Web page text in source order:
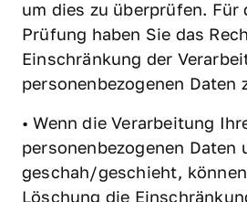
um dies zu überprüfen. Für
Prüfung haben Sie das
Einschränkung der
personenbezogenen Daten
• Wenn die Verarbeitung
personenbezogenen Daten
geschah/geschieht,
Löschung die